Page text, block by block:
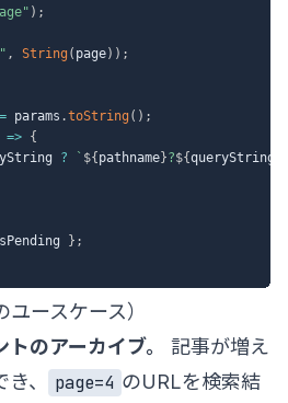
) ;
, String ( page) ) ;
= params .toString ( ) ;
=> {
? ` ${ pathname}?${queryString
} ;
ースケース）
のアーカイブ。
記事が増え
、
page=4 のURLを検索結